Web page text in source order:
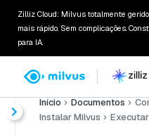
Zilliz Cloud: Milvus totalmente
mais rápido. Sem complicações.
para IA.
Início Documentos
Instalar Milvus